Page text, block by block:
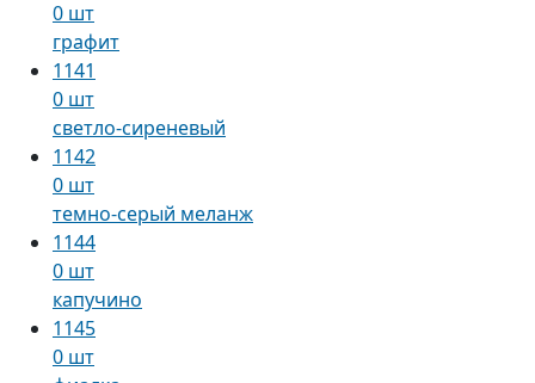
0 шт
графит
1141
0 шт
светло-сиреневый
1142
0 шт
темно-серый меланж
1144
0 шт
капучино
1145
0 шт